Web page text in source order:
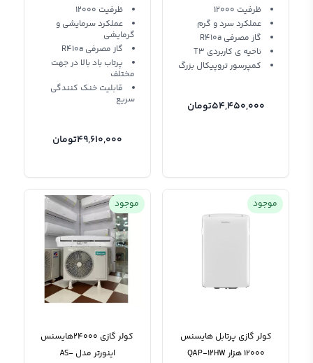
ظرفیت 12000
عملکرد سرد و گرم
گاز مصرفی R410a
ناحیه ی کاربردی T3
کمپرسور تروپیکال بزرگ
54,450,000تومان
12HR4SVDTF1 R410a
ظرفیت 12000
عملکرد سرمایشی و
گرمایشی
گاز مصرفی R410a
پرتاب باد بالا در جهت
مختلف
قابلیت خنک کنندگی
سریع
49,610,000تومان
موجود
کولر گازی پرتابل هایسنس
12000 هزار QAP-12HW
موجود
کولر گازی 24000هایسنس
اینورتر مدل AS-